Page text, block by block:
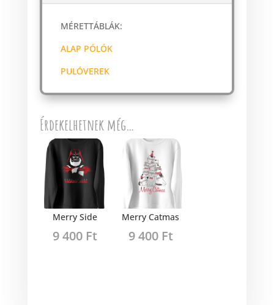
MÉRETTÁBLÁK:
ALAP PÓLÓK
PULÓVEREK
Érdekelhetnek még…
Merry Side
9 400 Ft
Merry Catmas
9 400 Ft